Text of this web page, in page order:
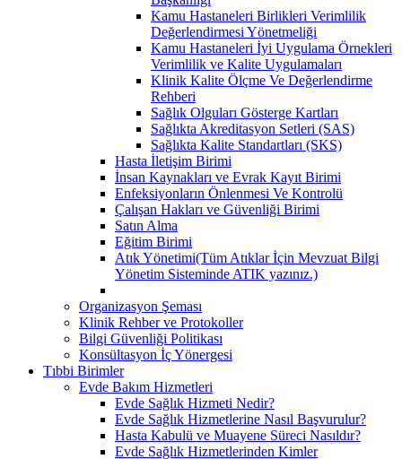
Kamu Hastaneleri Birlikleri Verimlilik
Değerlendirmesi Yönetmeliği
Kamu Hastaneleri İyi Uygulama Örnekleri
Verimlilik ve Kalite Uygulamaları
Klinik Kalite Ölçme Ve Değerlendirme
Rehberi
Sağlık Olguları Gösterge Kartları
Sağlıkta Akreditasyon Setleri (SAS)
Sağlıkta Kalite Standartları (SKS)
Hasta İletişim Birimi
İnsan Kaynakları ve Evrak Kayıt Birimi
Enfeksiyonların Önlenmesi Ve Kontrolü
Çalışan Hakları ve Güvenliği Birimi
Satın Alma
Eğitim Birimi
Atık Yönetimi(Tüm Atıklar İçin Mevzuat Bilgi
Yönetim Sisteminde ATIK yazınız.)
Organizasyon Şeması
Klinik Rehber ve Protokoller
Bilgi Güvenliği Politikası
Konsültasyon İç Yönergesi
Tıbbi Birimler
Evde Bakım Hizmetleri
Evde Sağlık Hizmeti Nedir?
Evde Sağlık Hizmetlerine Nasıl Başvurulur?
Hasta Kabulü ve Muayene Süreci Nasıldır?
Evde Sağlık Hizmetlerinden Kimler